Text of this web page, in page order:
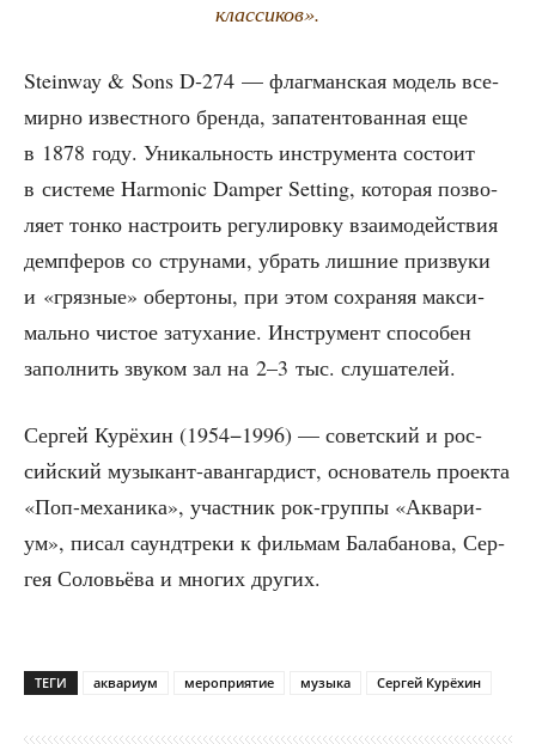
классиков».
Steinway & Sons D‑274 — флаг­ман­ская модель все­
мир­но извест­но­го брен­да, запа­тен­то­ван­ная еще
в 1878 году. Уни­каль­ность инстру­мен­та состо­ит
в систе­ме Harmonic Damper Setting, кото­рая поз­во­
ля­ет тон­ко настро­ить регу­ли­ров­ку вза­и­мо­дей­ствия
демп­фе­ров со стру­на­ми, убрать лиш­ние при­зву­ки
и «гряз­ные» обер­то­ны, при этом сохра­няя мак­си­
маль­но чистое зату­ха­ние. Инстру­мент спо­со­бен
запол­нить зву­ком зал на 2–3 тыс. слушателей.
Сер­гей Курё­хин (1954−1996) — совет­ский и рос­
сий­ский музы­кант-аван­гар­дист, осно­ва­тель про­ек­та
«Поп-меха­ни­ка», участ­ник рок-груп­пы «Аква­ри­
ум», писал саунд­тре­ки к филь­мам Бала­ба­но­ва, Сер­
гея Соло­вьё­ва и мно­гих других.
ТЕГИ аквариум мероприятие музыка Сергей Курёхин